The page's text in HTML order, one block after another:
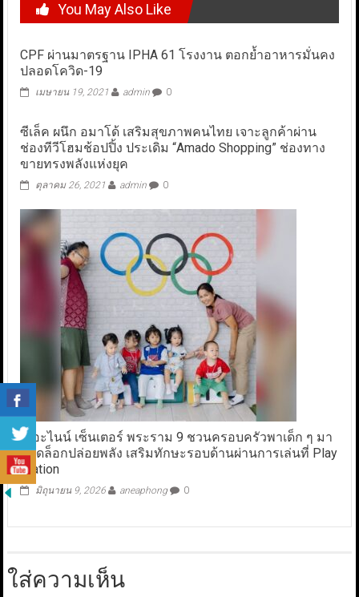
You May Also Like
CPF ผ่านมาตรฐาน IPHA 61 โรงงาน ตอกย้ำอาหารมั่นคง
ปลอดโควิด-19
เมษายน 19, 2021 admin 0
ซีเล็ค ผนึก อมาโด้ เสริมสุขภาพคนไทย เจาะลูกค้าผ่าน
ช่องทีวีโฮมช้อปปิ้ง ประเดิม “Amado Shopping” ช่องทาง
ขายทรงพลังแห่งยุค
ตุลาคม 26, 2021 admin 0
เดอะไนน์ เซ็นเตอร์ พระราม 9 ชวนครอบครัวพาเด็ก ๆ มา
ปลดล็อกปล่อยพลัง เสริมทักษะรอบด้านผ่านการเล่นที่ Play
Station
มิถุนายน 9, 2026 aneaphong 0
ใส่ความเห็น